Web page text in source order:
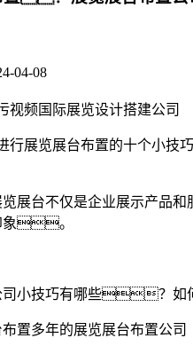
04-08
频国际展览设计搭建公司
行展览展台布置的十个小
览展台不仅是企业展示产
象。
小技巧有哪些？如
置多年的展览展台布置公